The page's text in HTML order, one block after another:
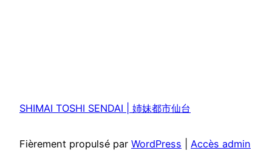
SHIMAI TOSHI SENDAI | 姉妹都市仙台
Fièrement propulsé par WordPress Accès admin